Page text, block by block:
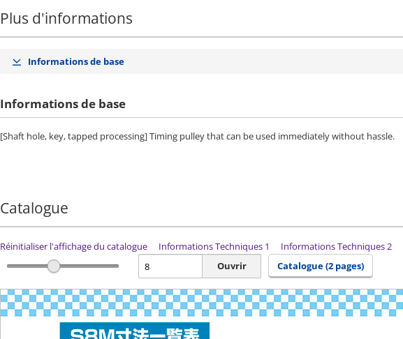
Plus d'informations
Informations de base
Informations de base
[Shaft hole, key, tapped processing] Timing pulley that can be used immediately without hassle.
Catalogue
Réinitialiser l'affichage du catalogue Informations Techniques 1 Informations Techniques 2
Ouvrir
Catalogue (2 pages)